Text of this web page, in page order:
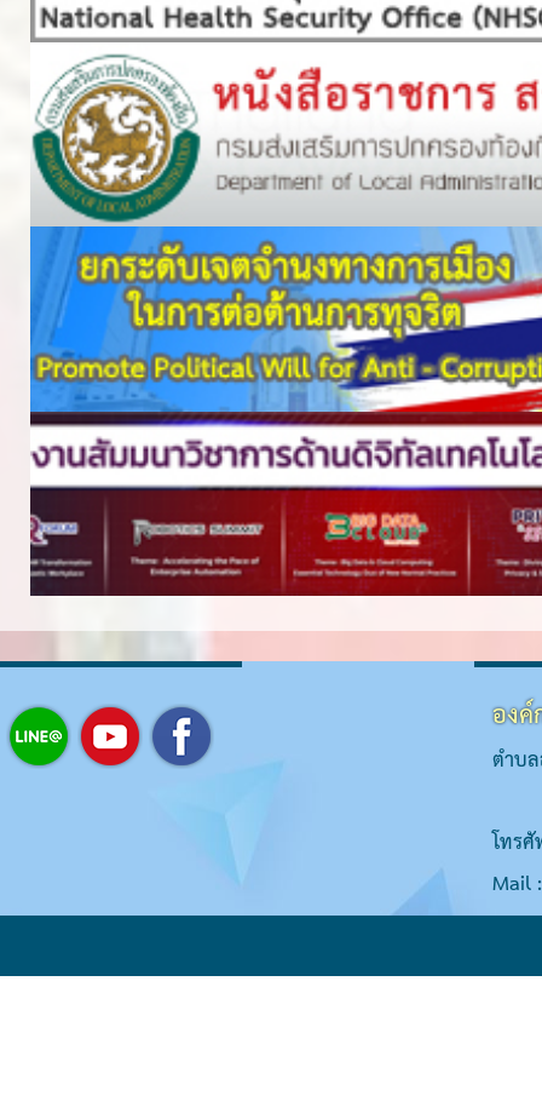
อง
ตำบ
โทร
Mail